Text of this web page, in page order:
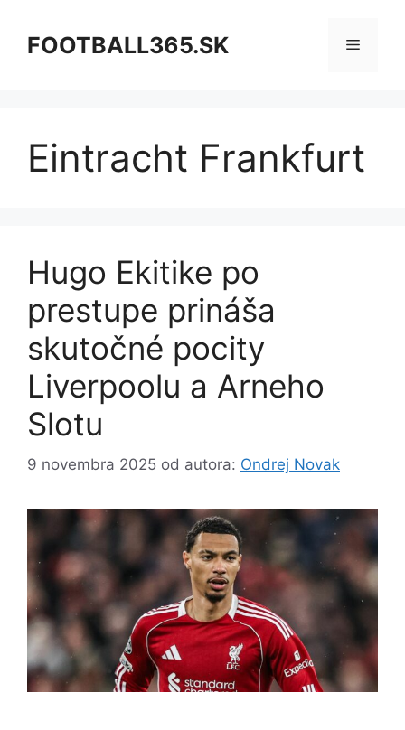
obsahFOOTBALL365.SK Menu
Eintracht Frankfurt
Hugo Ekitike po
prestupe prináša
skutočné pocity
Liverpoolu a Arneho
Slotu
9 novembra 2025 od autora: Ondrej Novak